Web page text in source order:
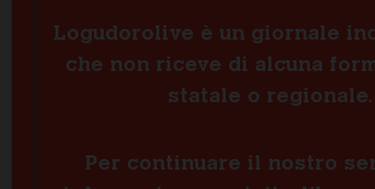
Logudorolive è un giornale
che non riceve di alcuna
statale o regionale.
Per continuare il nostro